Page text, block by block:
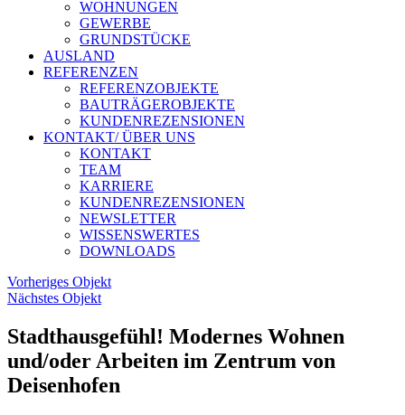
WOHNUNGEN
GEWERBE
GRUNDSTÜCKE
AUSLAND
REFERENZEN
REFERENZOBJEKTE
BAUTRÄGEROBJEKTE
KUNDENREZENSIONEN
KONTAKT/ ÜBER UNS
KONTAKT
TEAM
KARRIERE
KUNDENREZENSIONEN
NEWSLETTER
WISSENSWERTES
DOWNLOADS
Vorheriges Objekt
Nächstes Objekt
Stadthausgefühl! Modernes Wohnen
und/oder Arbeiten im Zentrum von
Deisenhofen